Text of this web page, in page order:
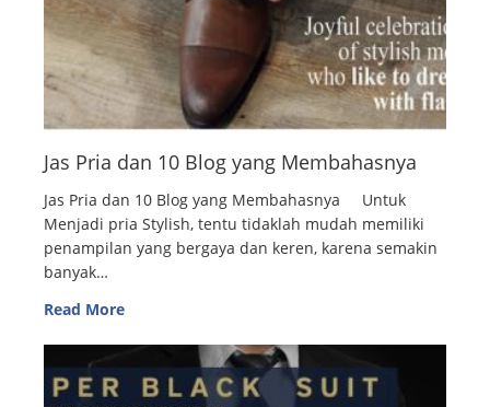
Jas Pria dan 10 Blog yang Membahasnya
Jas Pria dan 10 Blog yang Membahasnya Untuk
Menjadi pria Stylish, tentu tidaklah mudah memiliki
penampilan yang bergaya dan keren, karena semakin
banyak…
Read More